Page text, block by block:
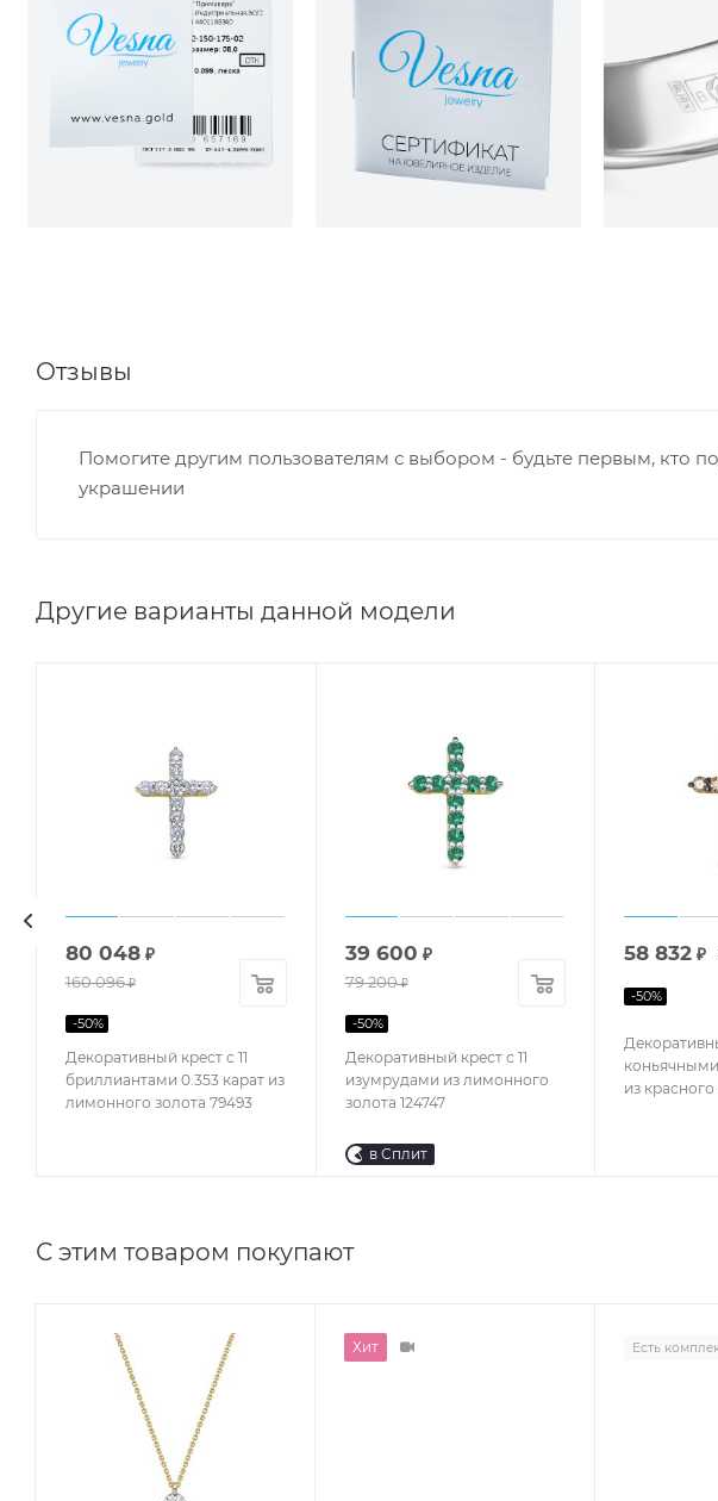
Отзывы
Помогите другим пользователям с выбором - будьте первым, кто
украшении
Другие варианты данной модели
Декоративный крест с 11
бриллиантами 0.353 карат из
лимонного золота 79493
80 048₽
160 096₽
-50%
Декоративный крест с 11
изумрудами из лимонного
золота 124747
39 600 ₽
79 200₽
-50%
в Сплит
из красного
58 832 ₽
-50%
С этим товаром покупают
Хит Есть